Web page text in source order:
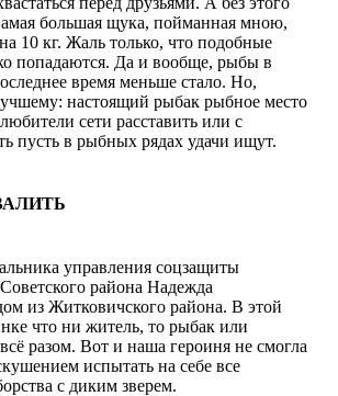
большая щука, пойманная мною,
10 кг. Жаль только, что подобные
попадаются. Да и вообще, рыбы в
время меньше стало. Но,
настоящий рыбак рыбное место
сети расставить или с
пусть в рыбных рядах удачи ищут.
управления соцзащиты
района Надежда
из Житковичского района. В этой
что ни житель, то рыбак или
разом. Вот и наша героиня не смогла
испытать на себе все
с диким зверем.